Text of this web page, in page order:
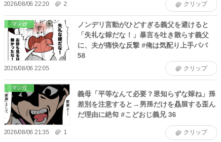
2026/08/06 22:20 2 クリップ
マンガ
ノンデリ言動がひどすぎる義父を避けると
「失礼な嫁だな！」暴言を吐き散らす義父
に、夫が痛快な反撃 #俺は気配り上手パパ
58
2026/08/06 22:05 クリップ
マンガ
義母「平等なんて必要？恩知らずな嫁ね」孫
差別を注意すると→男孫だけを贔屓する歪ん
だ理由に絶句 #こどおじ義兄 36
2026/08/06 21:35 1 クリップ